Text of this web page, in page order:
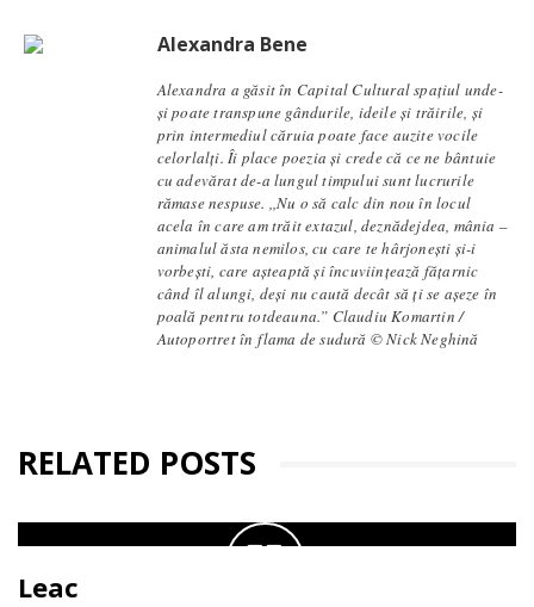
Alexandra Bene
Alexandra a găsit în Capital Cultural spațiul unde-
și poate transpune gândurile, ideile și trăirile, și
prin intermediul căruia poate face auzite vocile
celorlalți. Îi place poezia și crede că ce ne bântuie
cu adevărat de-a lungul timpului sunt lucrurile
rămase nespuse. ,,Nu o să calc din nou în locul
acela în care am trăit extazul, deznădejdea, mânia –
animalul ăsta nemilos, cu care te hârjonești și-i
vorbești, care așteaptă și încuviințează fățarnic
când îl alungi, deși nu caută decât să ți se așeze în
poală pentru totdeauna.” Claudiu Komartin /
Autoportret în flama de sudură © Nick Neghină
RELATED POSTS
Leac